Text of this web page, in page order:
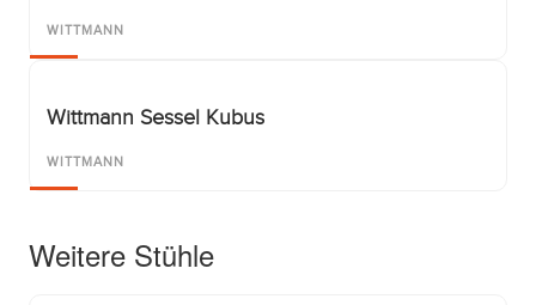
WITTMANN
Wittmann Sessel Kubus
WITTMANN
Weitere Stühle